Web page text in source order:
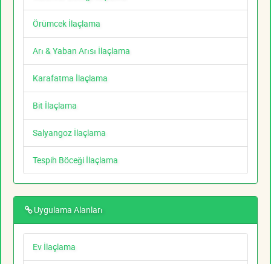
Örümcek İlaçlama
Arı & Yaban Arısı İlaçlama
Karafatma İlaçlama
Bit İlaçlama
Salyangoz İlaçlama
Tespih Böceği İlaçlama
Uygulama Alanları
Ev İlaçlama